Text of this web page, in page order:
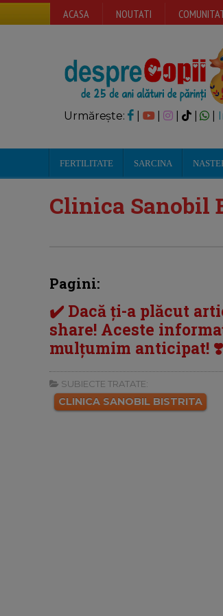
ACASA NOUTATI
Urmărește: | |
FERTILITATE SARCINA
Clinica Sanobil
Pagini:
✔️ Dacă ți-a plăcut
share! Aceste
mulțumim anticipat! ❣️
SUBIECTE TRATATE:
CLINICA SANOBIL BISTRITA